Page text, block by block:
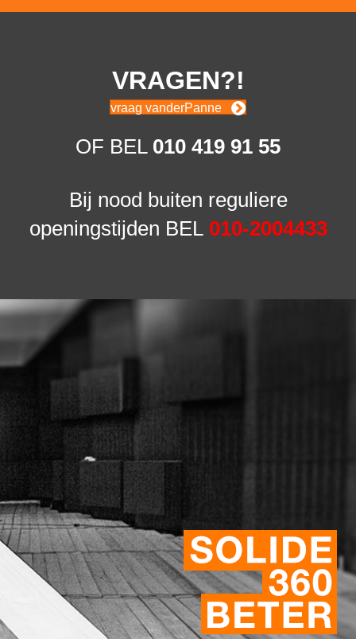
VRAGEN?!
vraag vanderPanne
OF BEL 010 419 91 55
Bij nood buiten reguliere
openingstijden BEL010-2004433